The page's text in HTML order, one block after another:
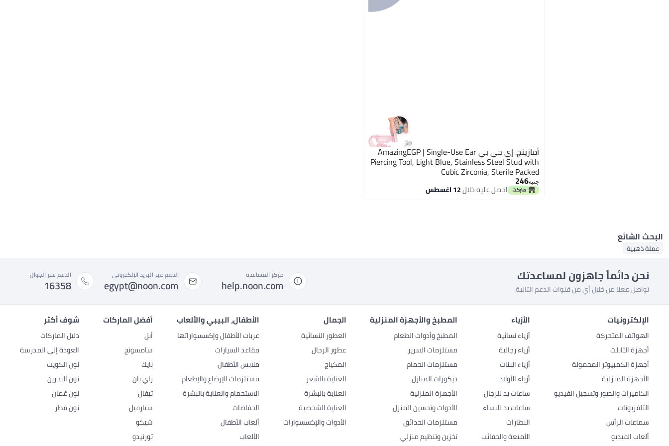
أمازينج. إي جي بي AmazingEGP | Single-Use Ear
Piercing Tool, Light Blue, Stainless Steel Stud with
Cubic Zirconia, Sterile Packed
جنيه246
احصل عليه خلال12 اغسطس
البحث الشائع
عملة ذهبية
نحن دائماً جاهزون لمساعدتك
تواصل معنا من خلال أي من قنوات الدعم التالية:
مركز المساعدة
help.noon.com
الدعم عبر البريد الإلكتروني
egypt@noon.com
الدعم عبر الجوال
16358
الإلكترونيات
الهواتف المتحركة
أجهزة التابلت
أجهزة الكمبيوتر المحمولة
الأجهزة المنزلية
الكاميرات والصور وتسجيل الفيديو
التلفزيونات
سماعات الرأس
ألعاب الفيديو
الأزياء
أزياء نسائية
أزياء رجالية
أزياء البنات
أزياء الأولاد
ساعات يد للرجال
ساعات يد للنساء
النظارات
الأمتعة والحقائب
المطبخ والأجهزة المنزلية
المطبخ وأدوات الطعام
مستلزمات السرير
مستلزمات الحمام
ديكورات المنازل
الأجهزة المنزلية
الأدوات وتحسين المنزل
مستلزمات الحدائق
تخزين وتنظيم منزلي
الجمال
العطور النسائية
عطور الرجال
المكياج
العناية بالشعر
العناية بالبشرة
العناية الشخصية
الأدوات والإكسسوارات
الأطفال، البيبي والألعاب
عربات الأطفال وإكسسواراتها
مقاعد السيارات
ملابس الأطفال
مستلزمات الإرضاع والإطعام
الاستحمام والعناية بالبشرة
الحفاضات
ألعاب الأطفال
الألعاب
أفضل الماركات
أبل
سامسونج
نايك
راي بان
تيفال
ستارفيل
شيكو
تورنيدو
شوف أكثر
دليل الماركات
العودة إلى المدرسة
نون الكويت
نون البحرين
نون عُمان
نون قطر